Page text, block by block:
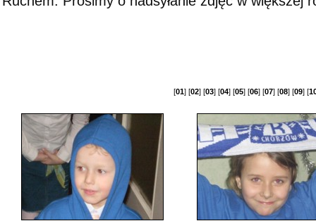
[01] [02] [03] [04] [05] [06] [07] [08] [09] [